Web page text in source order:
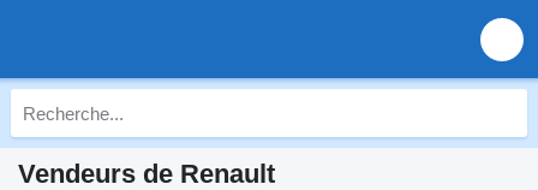
Vendeurs de Renault